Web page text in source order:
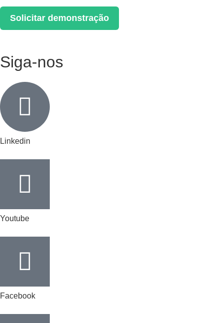
Solicitar demonstração
Siga-nos
Linkedin
Youtube
Facebook